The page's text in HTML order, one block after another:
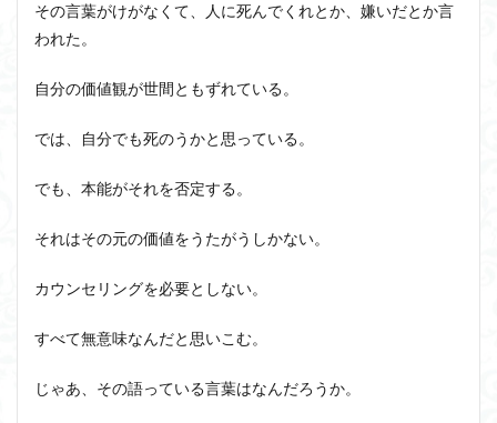
その言葉がけがなくて、人に死んでくれとか、嫌いだとか言
われた。
自分の価値観が世間ともずれている。
では、自分でも死のうかと思っている。
でも、本能がそれを否定する。
それはその元の価値をうたがうしかない。
カウンセリングを必要としない。
すべて無意味なんだと思いこむ。
じゃあ、その語っている言葉はなんだろうか。